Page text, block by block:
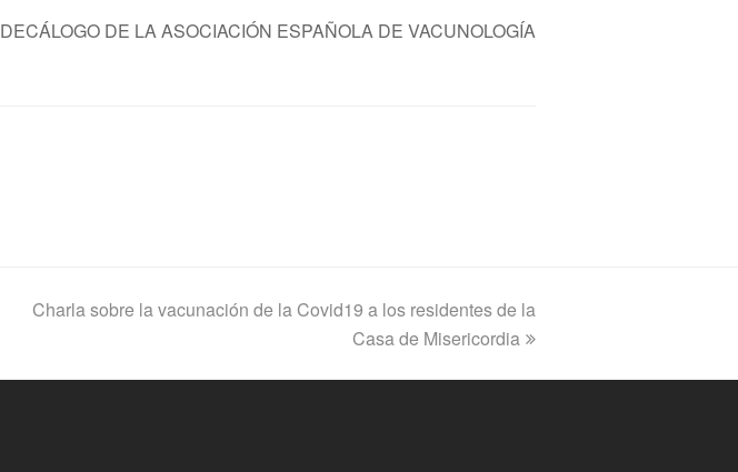
DECÁLOGO DE LA ASOCIACIÓN ESPAÑOLA DE VACUNOLOGÍA
next
Charla sobre la vacunación de la Covid19 a los residentes de la
Casa de Misericordia